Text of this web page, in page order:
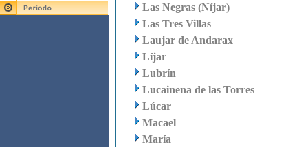
Las Negras (Níjar)
Las Tres Villas
Laujar de Andarax
Líjar
Lubrín
Lucainena de las Torres
Lúcar
Macael
María